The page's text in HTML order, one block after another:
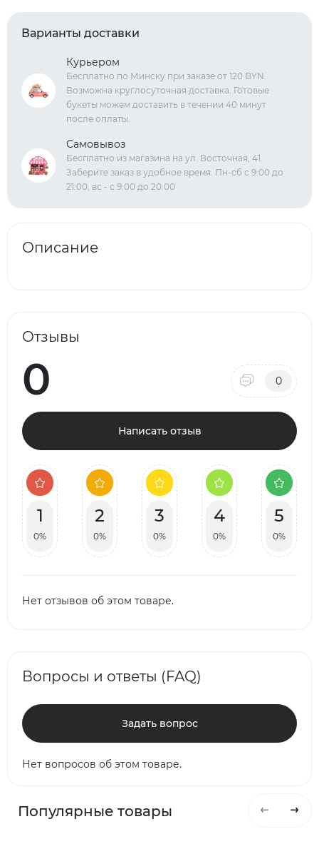
Варианты доставки
Курьером
Бесплатно по Минску при заказе от 120 BYN.
Возможна круглосуточная доставка. Готовые
букеты можем доставить в течении 40 минут
после оплаты.
Самовывоз
Бесплатно из магазина на ул. Восточная, 41.
Заберите заказ в удобное время. Пн-сб с 9:00 до
21:00, вс - с 9:00 до 20:00
Описание
Отзывы
0 0
Написать отзыв
1
0%
2
0%
3
0%
4
0%
5
0%
Нет отзывов об этом товаре.
Вопросы и ответы (FAQ)
Задать вопрос
Нет вопросов об этом товаре.
Популярные товары